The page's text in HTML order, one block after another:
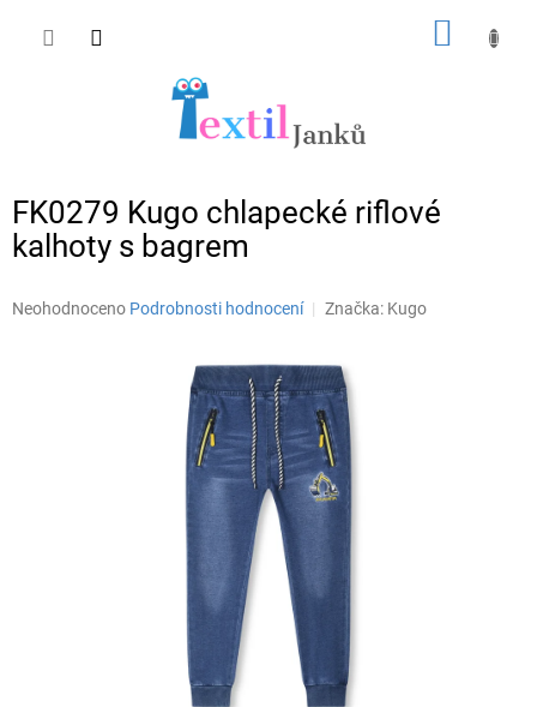
FK0279 Kugo chlapecké riflové
kalhoty s bagrem
Průměrné
Neohodnoceno Podrobnosti hodnocení Značka: Kugo